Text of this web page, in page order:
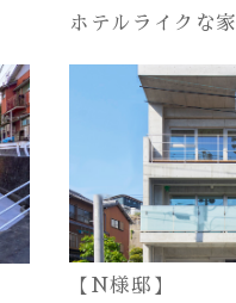
ホテルライクな家
【N様邸】